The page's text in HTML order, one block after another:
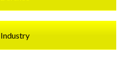
Industry